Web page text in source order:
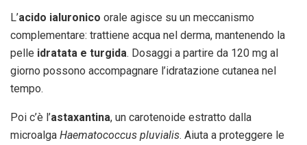
L’acido ialuronico orale agisce su un meccanismo
complementare: trattiene acqua nel derma, mantenendo la
pelle idratata e turgida. Dosaggi a partire da 120 mg al
giorno possono accompagnare l’idratazione cutanea nel
tempo.
Poi c’è l’astaxantina, un carotenoide estratto dalla
microalga Haematococcus pluvialis. Aiuta a proteggere le